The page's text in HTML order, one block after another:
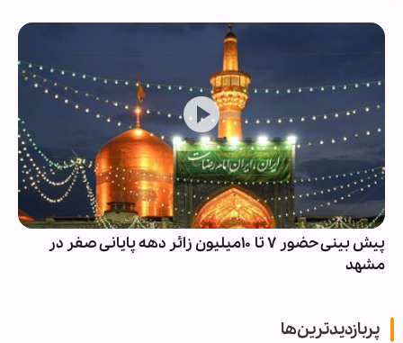
پیش بینی حضور ۷ تا ۱۰میلیون زائر دهه پایانی صفر در
مشهد
پربازدیدترین‌ها